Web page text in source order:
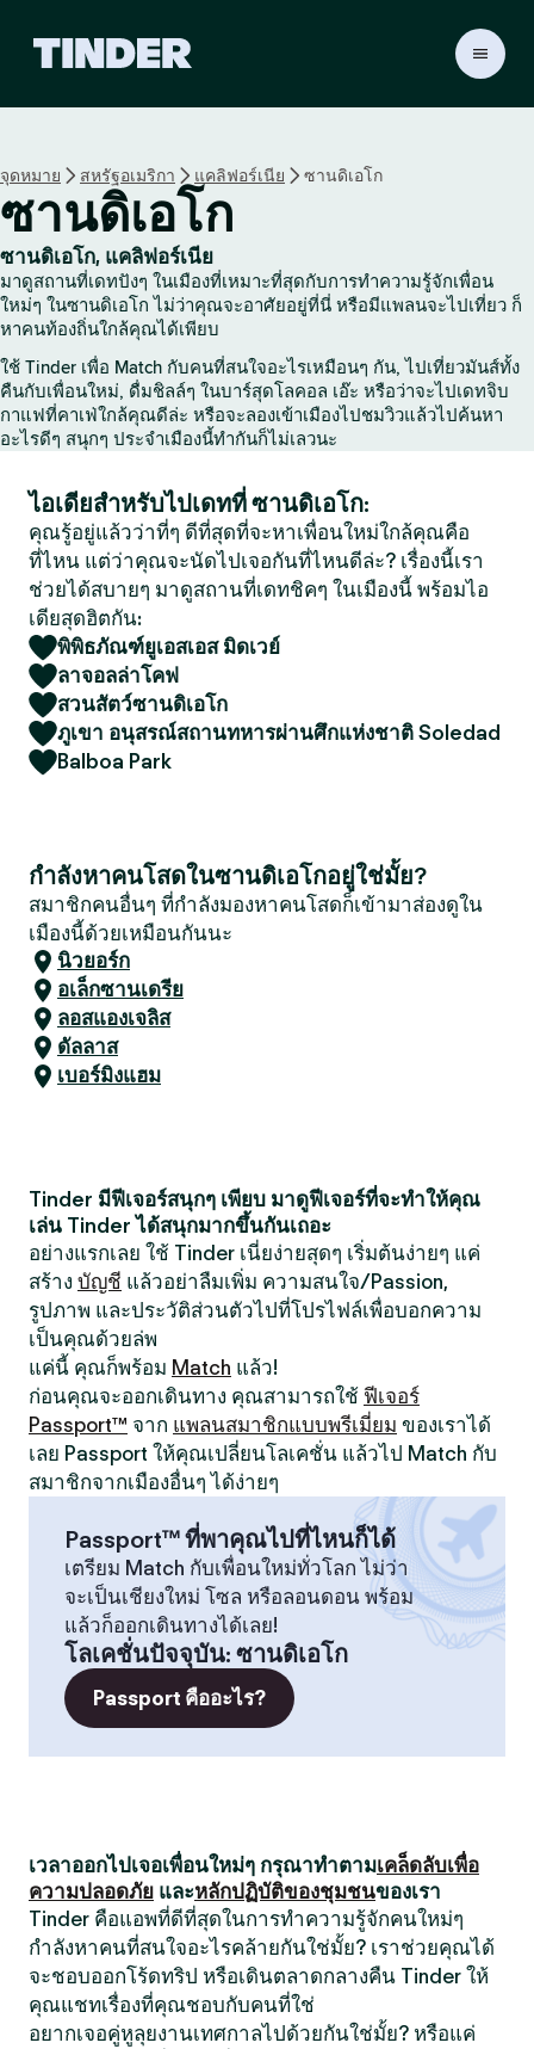
ก
i
n
d
e
r
จุดหมาย สหรัฐอเมริกา แคลิฟอร์เนีย ซานดิเอโก
ซานดิเอโก
ซานดิเอโก, แคลิฟอร์เนีย
มาดูสถานที่เดทปังๆ ในเมืองที่เหมาะที่สุดกับการทำความรู้จักเพื่อน
ใหม่ๆ ในซานดิเอโก ไม่ว่าคุณจะอาศัยอยู่ที่นี่ หรือมีแพลนจะไปเที่ยว ก็
หาคนท้องถิ่นใกล้คุณได้เพียบ
ใช้ Tinder เพื่อ Match กับคนที่สนใจอะไรเหมือนๆ กัน, ไปเที่ยวมันส์ทั้ง
คืนกับเพื่อนใหม่, ดื่มชิลล์ๆ ในบาร์สุดโลคอล เอ๊ะ หรือว่าจะไปเดทจิบ
กาแฟที่คาเฟ่ใกล้คุณดีล่ะ หรือจะลองเข้าเมืองไปชมวิวแล้วไปค้นหา
อะไรดีๆ สนุกๆ ประจำเมืองนี้ทำกันก็ไม่เลวนะ
ไอเดียสำหรับไปเดทที่ ซานดิเอโก:
คุณรู้อยู่แล้วว่าที่ๆ ดีที่สุดที่จะหาเพื่อนใหม่ใกล้คุณคือ
ที่ไหน แต่ว่าคุณจะนัดไปเจอกันที่ไหนดีล่ะ? เรื่องนี้เรา
ช่วยได้สบายๆ มาดูสถานที่เดทชิคๆ ในเมืองนี้ พร้อมไอ
เดียสุดฮิตกัน:
พิพิธภัณฑ์ยูเอสเอส มิดเวย์
ลาจอลล่าโคฟ
สวนสัตว์ซานดิเอโก
ภูเขา อนุสรณ์สถานทหารผ่านศึกแห่งชาติ Soledad
Balboa Park
กำลังหาคนโสดในซานดิเอโกอยู่ใช่มั้ย?
สมาชิกคนอื่นๆ ที่กำลังมองหาคนโสดก็เข้ามาส่องดูใน
เมืองนี้ด้วยเหมือนกันนะ
นิวยอร์ก
อเล็กซานเดรีย
ลอสแองเจลิส
ดัลลาส
เบอร์มิงแฮม
Tinder มีฟีเจอร์สนุกๆ เพียบ มาดูฟีเจอร์ที่จะทำให้คุณ
เล่น Tinder ได้สนุกมากขึ้นกันเถอะ
อย่างแรกเลย ใช้ Tinder เนี่ยง่ายสุดๆ เริ่มต้นง่ายๆ แค่
สร้าง บัญชี แล้วอย่าลืมเพิ่ม ความสนใจ/Passion,
รูปภาพ และประวัติส่วนตัวไปที่โปรไฟล์เพื่อบอกความ
เป็นคุณด้วยล่พ
แค่นี้ คุณก็พร้อม Match แล้ว!
ก่อนคุณจะออกเดินทาง คุณสามารถใช้ ฟีเจอร์
Passport™ จาก แพลนสมาชิกแบบพรีเมี่ยม ของเราได้
เลย Passport ให้คุณเปลี่ยนโลเคชั่น แล้วไป Match กับ
สมาชิกจากเมืองอื่นๆ ได้ง่ายๆ
Passport™ ที่พาคุณไปที่ไหนก็ได้
เตรียม Match กับเพื่อนใหม่ทั่วโลก ไม่ว่า
จะเป็นเชียงใหม่ โซล หรือลอนดอน พร้อม
แล้วก็ออกเดินทางได้เลย!
โลเคชั่นปัจจุบัน: ซานดิเอโก
Passport คืออะไร?
เวลาออกไปเจอเพื่อนใหม่ๆ กรุณาทำตามเคล็ดลับเพื่อ
ความปลอดภัย และหลักปฏิบัติของชุมชนของเรา
Tinder คือแอพที่ดีที่สุดในการทำความรู้จักคนใหม่ๆ
กำลังหาคนที่สนใจอะไรคล้ายกันใช่มั้ย? เราช่วยคุณได้
จะชอบออกโร้ดทริป หรือเดินตลาดกลางคืน Tinder ให้
คุณแชทเรื่องที่คุณชอบกับคนที่ใช่
อยากเจอคู่หูลุยงานเทศกาลไปด้วยกันใช่มั้ย? หรือแค่